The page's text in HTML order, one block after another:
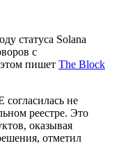
статуса Solana
с
пишет The Block
согласилась не
реестре. Это
оказывая
отметил